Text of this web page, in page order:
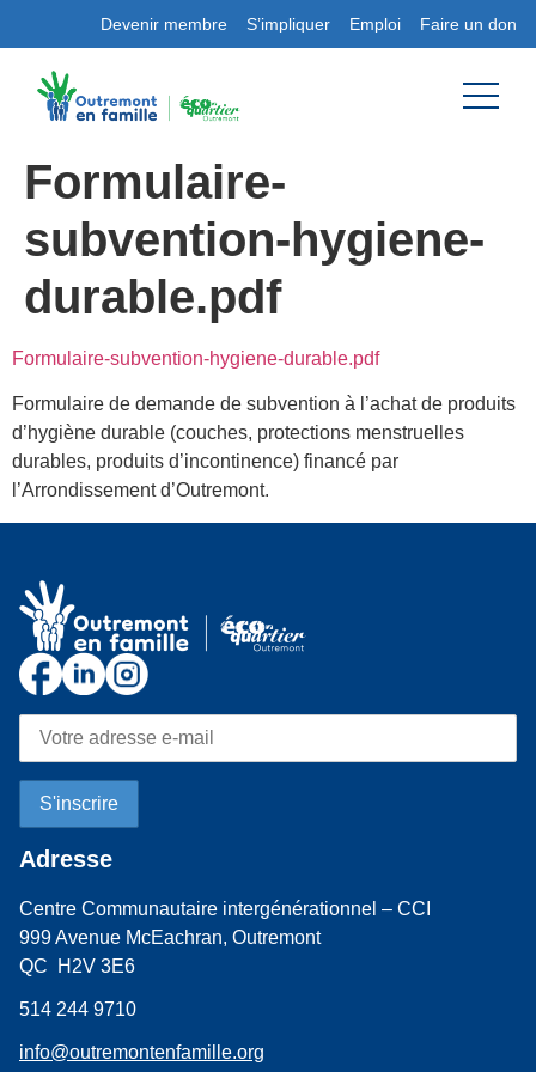
Devenir membre S’impliquer Emploi Faire un don
Formulaire-
subvention-hygiene-
durable.pdf
Formulaire-subvention-hygiene-durable.pdf
Formulaire de demande de subvention à l’achat de produits
d’hygiène durable (couches, protections menstruelles
durables, produits d’incontinence) financé par
l’Arrondissement d’Outremont.
Adresse
Centre Communautaire intergénérationnel – CCI
999 Avenue McEachran, Outremont
QC H2V 3E6
514 244 9710
info@outremontenfamille.org